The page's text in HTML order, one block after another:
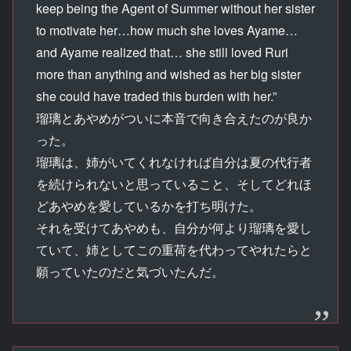
keep being the Agent of Summer without her sister
to motivate her…how much she loves Ayame…
and Ayame realized that… she still loved Ruri
more than anything and wished as her big sister
she could have traded this burden with her.”
瑠璃とあやめがついに本音で向き合えたのが良か
った。
瑠璃は、姉がいてくれなければ自分は夏の代行者
を続けられないと思っていること、そしてどれほ
どあやめを愛しているかを打ち明けた。
それを受けてあやめも、自分が何より瑠璃を愛し
ていて、姉としてこの重荷を代わってやれたらと
願っていたのだと気づいたんだ。